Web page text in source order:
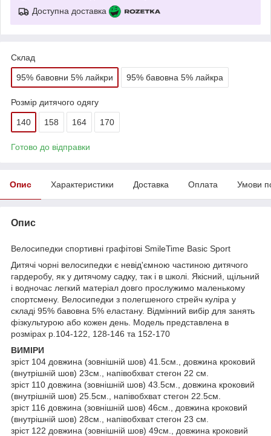
Доступна доставка
Склад
95% бавовни 5% лайкри 95% бавовна 5% лайкра
Розмір дитячого одягу
140 158 164 170
Готово до відправки
Опис Характеристики Доставка Оплата Умови
Опис
Велосипедки спортивні графітові SmileTime Basic Sport
Дитячі чорні велосипедки є невід'ємною частиною дитячого
гардеробу, як у дитячому садку, так і в школі. Якісний, щільний
і водночас легкий матеріал довго прослужимо маленькому
спортсмену. Велосипедки з полегшеного стрейч куліра у
складі 95% бавовна 5% еластану. Відмінний вибір для занять
фізкультурою або кожен день. Модель представлена в
розмірах р.104-122, 128-146 та 152-170
ВИМІРИ
зріст 104 довжина (зовнішній шов) 41.5см., довжина кроковий
(внутрішній шов) 23см., напівобхват стегон 22 см.
зріст 110 довжина (зовнішній шов) 43.5см., довжина кроковий
(внутрішній шов) 25.5см., напівобхват стегон 22.5см.
зріст 116 довжина (зовнішній шов) 46см., довжина кроковий
(внутрішній шов) 28см., напівобхват стегон 23 см.
зріст 122 довжина (зовнішній шов) 49см., довжина кроковий